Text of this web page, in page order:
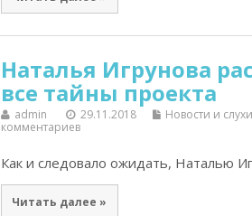
Наталья Игрунова
все тайны проекта
admin 29.11.2018 Новости и слухи
комментариев
Как и следовало ожидать, Наталью
Читать далее »